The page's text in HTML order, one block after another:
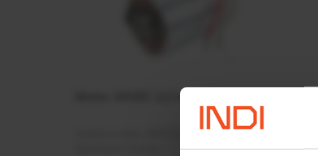
Motor 24VDC 2,2 kw + PTC